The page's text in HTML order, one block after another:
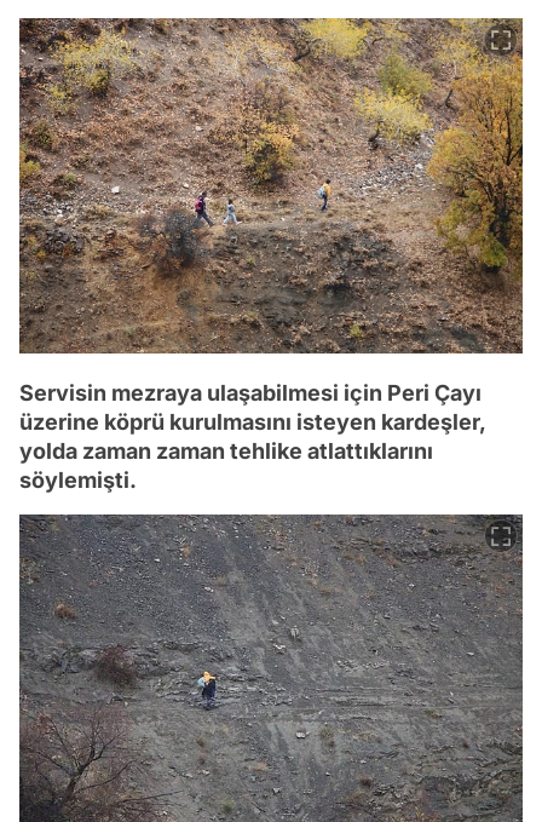
Servisin mezraya ulaşabilmesi için Peri Çayı
üzerine köprü kurulmasını isteyen kardeşler,
yolda zaman zaman tehlike atlattıklarını
söylemişti.